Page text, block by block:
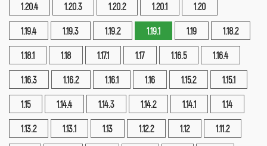
1.20.4 1.20.3 1.20.2 1.20.1 1.20
1.19.4 1.19.3 1.19.2 1.19.1 1.19 1.18.2
1.18.1 1.18 1.17.1 1.17 1.16.5 1.16.4
1.16.3 1.16.2 1.16.1 1.16 1.15.2 1.15.1
1.15 1.14.4 1.14.3 1.14.2 1.14.1 1.14
1.13.2 1.13.1 1.13 1.12.2 1.12 1.11.2